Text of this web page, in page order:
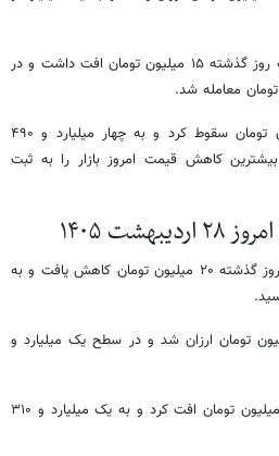
قیمت دنا پلاس اتوماتیک نسبت به روز گذشته ۱۵ میلیون تومان افت داشت و در
قیمت هایما ۷X امروز ۱۱۰ میلیون تومان سقوط کرد و به چهار میلیارد و ۴۹۰
کاهش قیمت امروز بازار را به ثبت
۱۴۰۵
قیمت اطلس G دنده‌ای نسبت به روز گذشته ۲۰ میلیون تومان کاهش یافت و به
اتوماتیک امروز ۱۰ میلیون تومان ارزان شد و در سطح یک میلیارد و
قیمت ساینا S طی روز گذشته ۱۰ میلیون تومان افت کرد و به یک میلیارد و ۳۱۰